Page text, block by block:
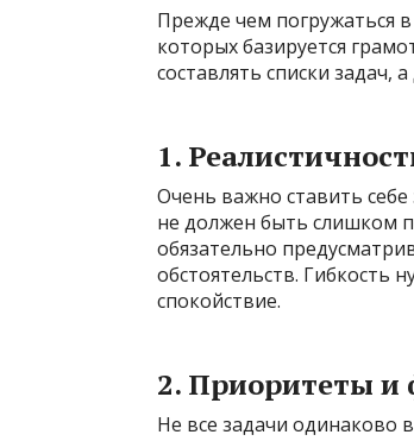
Прежде чем погружаться
которых базируется
составлять списки задач,
1.
Очень важно ставить
не должен быть слишком
обязательно
обстоятельств. Гибкость
спокойствие.
2. Приоритеты и
Не все задачи одинаково